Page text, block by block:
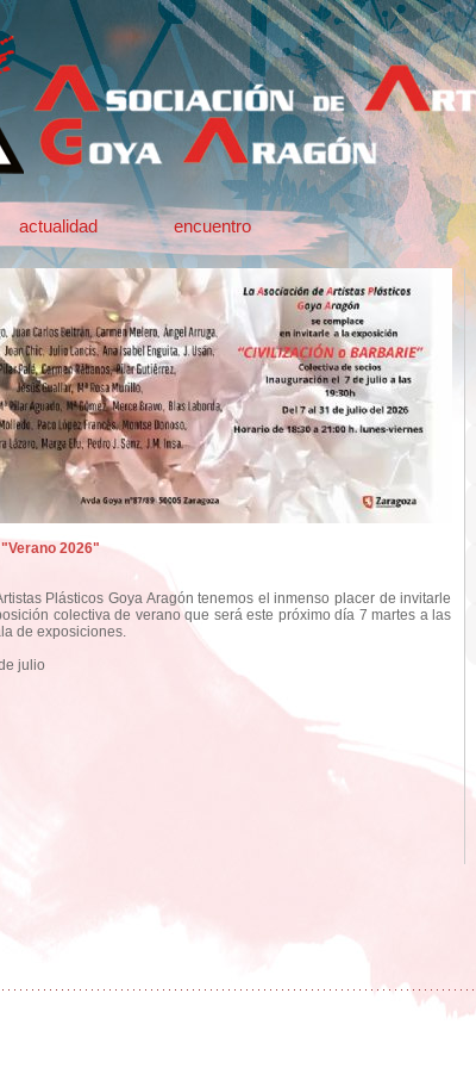
actualidad encuentro
2026"
Plásticos Goya Aragón tenemos el inmenso placer de invitarle
colectiva de verano que será este próximo día 7 martes a las
de exposiciones.
julio